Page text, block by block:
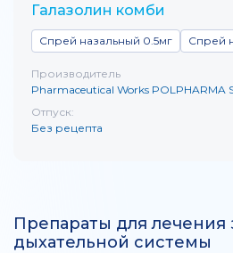
Галазолин комби
Спрей назальный 0.5мг Спрей
Производитель
Pharmaceutical Works POLPHARMA
Отпуск:
Без рецепта
Препараты для лечения
дыхательной системы